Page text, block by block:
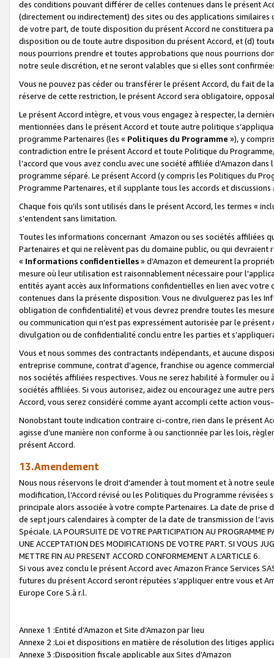
des conditions pouvant différer de celles contenues dans le présent
(directement ou indirectement) des sites ou des applications
de votre part, de toute disposition du présent Accord ne constituera
disposition ou de toute autre disposition du présent Accord, et (d)
nous pourrions prendre et toutes approbations que nous pourrions
notre seule discrétion, et ne seront valables que si elles sont
Vous ne pouvez pas céder ou transférer le présent Accord, du fait de
réserve de cette restriction, le présent Accord sera obligatoire,
Le présent Accord intègre, et vous vous engagez à respecter, la
mentionnées dans le présent Accord et toute autre politique
programme Partenaires (les « Politiques du Programme »), y
contradiction entre le présent Accord et toute Politique du
l’accord que vous avez conclu avec une société affiliée d’Amazon
programme séparé. Le présent Accord (y compris les Politiques du
Programme Partenaires, et il supplante tous les accords et discussions
Chaque fois qu’ils sont utilisés dans le présent Accord, les termes «
s'entendent sans limitation.
Toutes les informations concernant Amazon ou ses sociétés affiliées
Partenaires et qui ne relèvent pas du domaine public, ou qui
« Informations confidentielles» d’Amazon et demeurent la
mesure où leur utilisation est raisonnablement nécessaire pour
entités ayant accès aux Informations confidentielles en lien avec
contenues dans la présente disposition. Vous ne divulguerez pas les
obligation de confidentialité) et vous devrez prendre toutes les
ou communication qui n’est pas expressément autorisée par le
divulgation ou de confidentialité conclu entre les parties et
Vous et nous sommes des contractants indépendants, et aucune
entreprise commune, contrat d'agence, franchise ou agence
nos sociétés affiliées respectives. Vous ne serez habilité à formuler
sociétés affiliées. Si vous autorisez, aidez ou encouragez une autre
Accord, vous serez considéré comme ayant accompli cette action
Nonobstant toute indication contraire ci-contre, rien dans le présent
agisse d’une manière non conforme à ou sanctionnée par les lois,
présent Accord.
13.Amendement
Nous nous réservons le droit d'amender à tout moment et à notre
modification, l’Accord révisé ou les Politiques du Programme
principale alors associée à votre compte Partenaires. La date de
de sept jours calendaires à compter de la date de transmission de
Spéciale. LA POURSUITE DE VOTRE PARTICIPATION AU PROGRAMME
UNE ACCEPTATION DES MODIFICATIONS DE VOTRE PART. SI VOUS
METTRE FIN AU PRESENT ACCORD CONFORMEMENT A L’ARTICLE 6.
Si vous avez conclu le présent Accord avec Amazon France Services
futures du présent Accord seront réputées s’appliquer entre vous et
Europe Core S.à r.l.
Annexe 1 :Entité d’Amazon et Site d’Amazon par lieu
Annexe 2 :Loi et dispositions en matière de résolution des litiges
Annexe 3 :Disposition fiscale applicable aux Sites d’Amazon